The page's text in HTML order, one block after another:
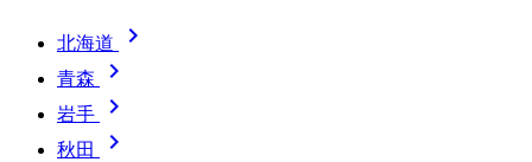
北海道 
青森 
岩手 
秋田 